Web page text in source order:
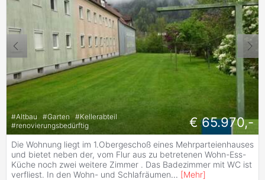
#Altbau #Garten #Kellerabteil
#renovierungsbedürftig € 65.970,-
Die Wohnung liegt im 1.Obergeschoß eines Mehrparteienhauses
und bietet neben der, vom Flur aus zu betretenen Wohn-Ess-
Küche noch zwei weitere Zimmer . Das Badezimmer mit WC ist
verfliest. In den Wohn- und Schlafräumen... [Mehr]